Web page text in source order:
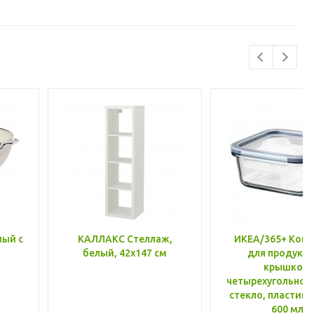
с
КАЛЛАКС Стеллаж,
белый, 42x147 см
ИКЕА/365+
для
крышкой,
стекло, пластик
600 мл